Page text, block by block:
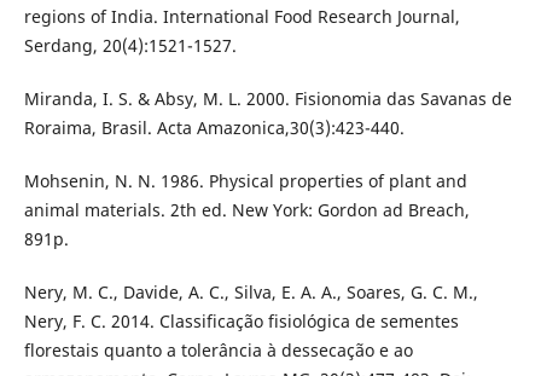
regions of India. International Food Research Journal,
Serdang, 20(4):1521-1527.
Miranda, I. S. & Absy, M. L. 2000. Fisionomia das Savanas de
Roraima, Brasil. Acta Amazonica,30(3):423-440.
Mohsenin, N. N. 1986. Physical properties of plant and
animal materials. 2th ed. New York: Gordon ad Breach,
891p.
Nery, M. C., Davide, A. C., Silva, E. A. A., Soares, G. C. M.,
Nery, F. C. 2014. Classificação fisiológica de sementes
florestais quanto a tolerância à dessecação e ao